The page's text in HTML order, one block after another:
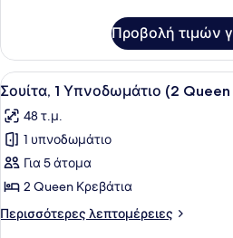
για
Άτομα
με
Αναπηρία
(Roll-
In
Shower)
2
Queen
Κρεβάτια,
για
Άτομα
Αναπηρία
(Roll-
Shower)
Προβολή τιμών
Προβολή
όλων
των
φωτογραφιών
για
Σουίτα,
1
Υπνοδωμάτιο
Ένα
9
Σουίτα, 1 Υπνοδωμάτιο (2 Queen
48 τ.μ.
1 υπνοδωμάτιο
Για 5 άτομα
2 Queen Κρεβάτια
Περισσότερες λεπτομέρειες
Περισσότερες